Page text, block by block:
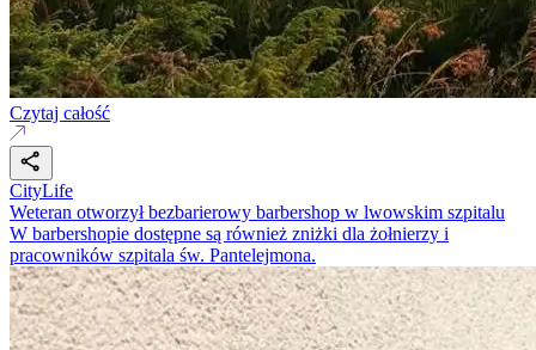
Czytaj całość
CityLife
Weteran otworzył bezbarierowy barbershop w lwowskim szpitalu
W barbershopie dostępne są również zniżki dla żołnierzy i
pracowników szpitala św. Pantelejmona.